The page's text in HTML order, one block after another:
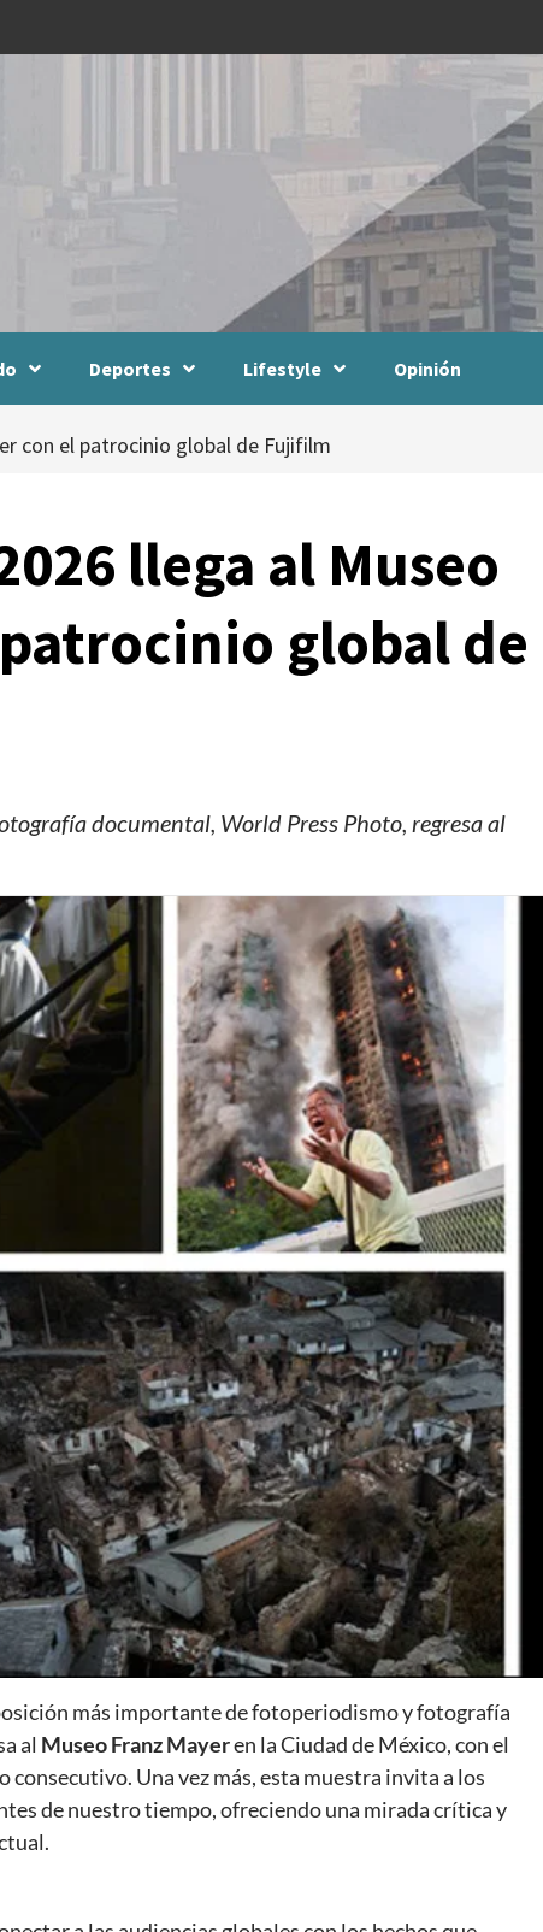
Deportes Lifestyle Opinión
con el patrocinio global de Fujifilm
llega al Museo
global de
documental, World Press Photo, regresa al
más importante de fotoperiodismo y fotografía
al Museo Franz Mayeren la Ciudad de México, con el
consecutivo. Una vez más, esta muestra invita a los
de nuestro tiempo, ofreciendo una mirada crítica y
Manifestaciones Reportes
Manifestaciones hoy en CDMX 6 de agosto del
2 días ago Editorial Staff